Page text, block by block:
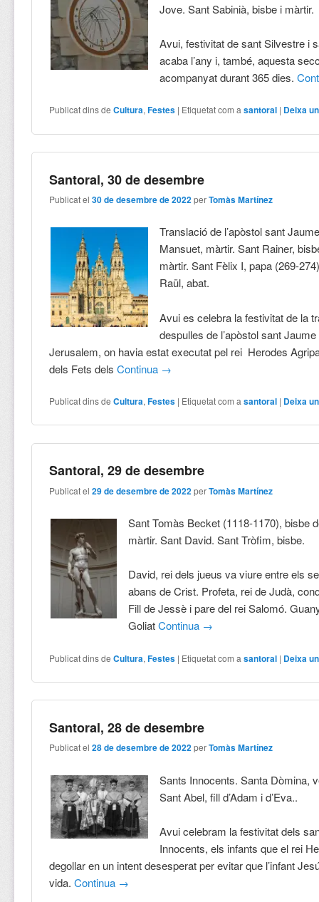
Jove. Sant Sabinià, bisbe i màrtir.
Avui, festivitat de sant Silvestre i
acaba l’any i, també, aquesta
acompanyat durant 365 dies.
Publicat dins de Cultura,Festes | Etiquetat com a santoral | Deixa
Santoral, 30 de desembre
Publicat el30 de desembre de 2022 perTomàs Martínez
Translació de l’apòstol sant
Mansuet, màrtir. Sant Rainer,
màrtir. Sant Fèlix I, papa (269-
Raül, abat.
Avui es celebra la festivitat de la
despulles de l’apòstol sant
Jerusalem, on havia estat executat pel rei Herodes
dels Fets delsContinua →
Publicat dins de Cultura,Festes | Etiquetat com a santoral | Deixa
Santoral, 29 de desembre
Publicat el29 de desembre de 2022 perTomàs Martínez
Sant Tomàs Becket (1118-1170), bisbe
màrtir. Sant David. Sant Tròfim, bisbe.
David, rei dels jueus va viure entre els
abans de Crist. Profeta, rei de Judà,
Fill de Jessè i pare del rei Salomó.
GoliatContinua →
Publicat dins de Cultura,Festes | Etiquetat com a santoral | Deixa
Santoral, 28 de desembre
Publicat el28 de desembre de 2022 perTomàs Martínez
Sants Innocents. Santa Dòmina,
Sant Abel, fill d’Adam i d’Eva..
Avui celebram la festivitat dels
Innocents, els infants que el rei
degollar en un intent desesperat per evitar que l’infant
vida.Continua →